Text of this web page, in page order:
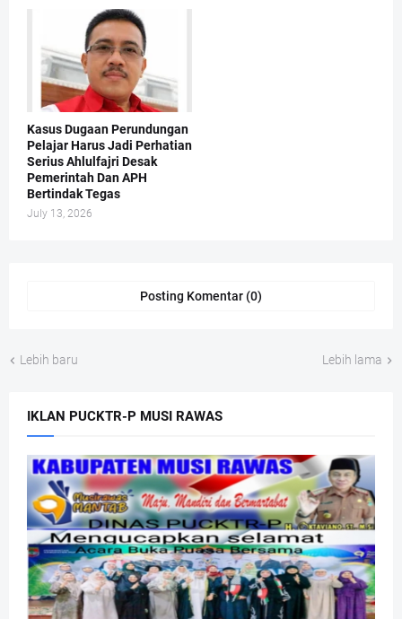
Kasus Dugaan Perundungan
Pelajar Harus Jadi Perhatian
Serius Ahlulfajri Desak
Pemerintah Dan APH
Bertindak Tegas
July 13, 2026
Posting Komentar (0)
Lebih baru Lebih lama
IKLAN PUCKTR-P MUSI RAWAS